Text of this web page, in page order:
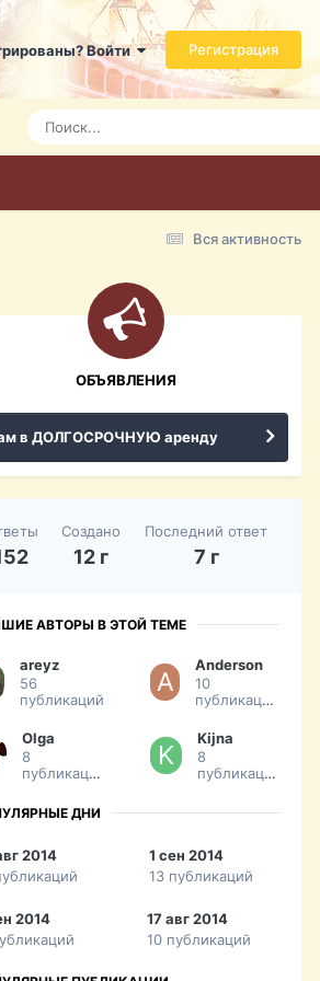
Войти Регистрация
Вся активность
ОБЪЯВЛЕНИЯ
в ДОЛГОСРОЧНУЮ аренду
Создано
12 г
Последний ответ
7 г
АВТОРЫ В ЭТОЙ ТЕМЕ
areyz
56
публикаций
Anderson
10
публикаций
Olga
8
публикаций
Kijna
8
публикаций
ДНИ
2014
1 сен 2014
13 публикаций
2014
17 авг 2014
10 публикаций